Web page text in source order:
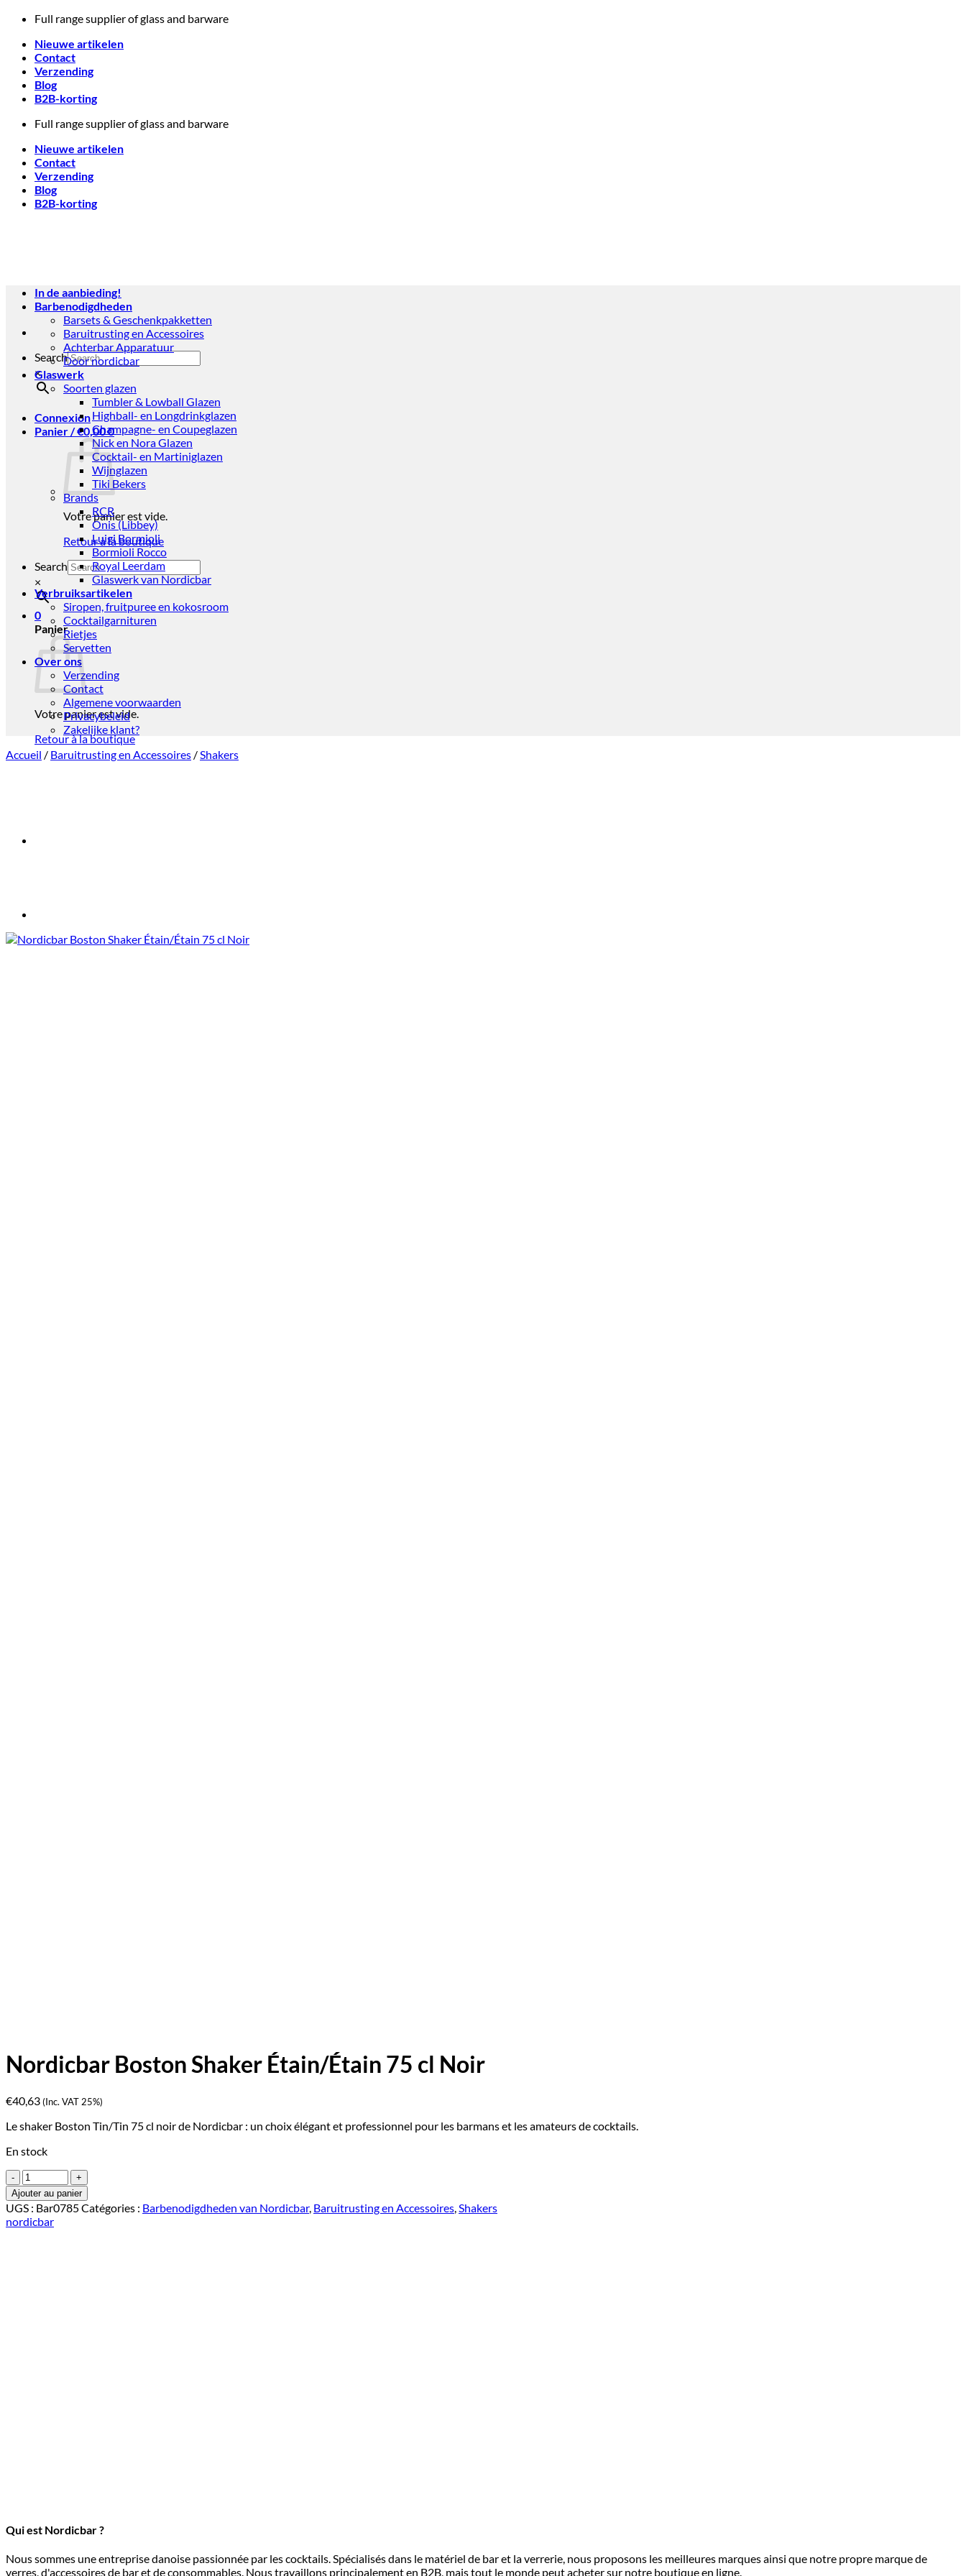
Skip
content
Full range supplier of glass and barware
Nieuwe artikelen
Contact
Verzending
Blog
B2B-korting
Full range supplier of glass and barware
Nieuwe artikelen
Contact
Verzending
Blog
B2B-korting
Search
×
Connexion
Panier /€0,000
Votre panier est vide.
Retour à la boutique
Search
×
0
Panier
Votre panier est vide.
Retour à la boutique
In de aanbieding!
Barbenodigdheden
Barsets & Geschenkpakketten
Baruitrusting en Accessoires
Achterbar Apparatuur
Door nordicbar
Glaswerk
Soorten glazen
Tumbler & Lowball Glazen
Highball- en Longdrinkglazen
Champagne- en Coupeglazen
Nick en Nora Glazen
Cocktail- en Martiniglazen
Wijnglazen
Tiki Bekers
Brands
RCR
Onis (Libbey)
Luigi Bormioli
Bormioli Rocco
Royal Leerdam
Glaswerk van Nordicbar
Verbruiksartikelen
Siropen, fruitpuree en kokosroom
Cocktailgarnituren
Rietjes
Servetten
Over ons
Verzending
Contact
Algemene voorwaarden
Privacybeleid
Zakelijke klant?
Accueil / Baruitrusting en Accessoires /Shakers
Nordicbar Boston Shaker Étain/Étain 75 cl Noir
€40,63(Inc. VAT 25%)
Le shaker Boston Tin/Tin 75 cl noir de Nordicbar : un choix élégant et professionnel pour les barmans et les amateurs de cocktails.
En stock
quantité
de
Nordicbar
Boston
Shaker
Ajouter au panier
UGS : Bar0785Catégories : Barbenodigdheden van Nordicbar, Baruitrusting en Accessoires,Shakers
nordicbar
Qui est Nordicbar ?
Nous sommes une entreprise danoise passionnée par les cocktails. Spécialisés dans le matériel de bar et la verrerie, nous proposons les meilleures marques ainsi que notre propre marque de
verres, d'accessoires de bar et de consommables. Nous travaillons principalement en B2B, mais tout le monde peut acheter sur notre boutique en ligne.